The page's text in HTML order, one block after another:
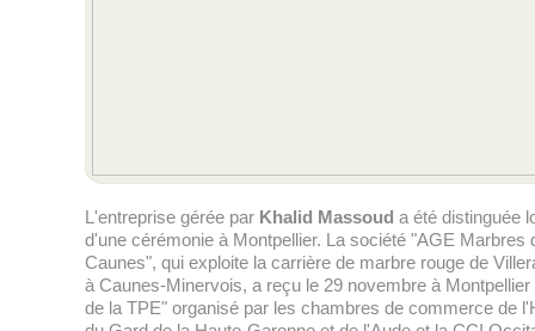
L'entreprise gérée par Khalid Massoud a été distinguée
d'une cérémonie à Montpellier. La société "AGE Marbres
Caunes", qui exploite la carrière de marbre rouge de
à Caunes-Minervois, a reçu le 29 novembre à Montpellier
de la TPE" organisé par les chambres de commerce de